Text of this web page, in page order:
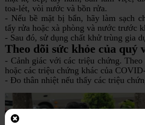
toa-lét, vòi nước và bồn rửa.
- Nếu bề mặt bị bẩn, hãy làm sạch
tẩy rửa hoặc xà phòng và nước trước
- Sau đó, sử dụng chất khử trùng gia
Theo dõi sức khỏe của quý
- Cảnh giác với các triệu chứng.
hoặc các triệu chứng khác của
- Đo thân nhiệt nếu thấy các triệu